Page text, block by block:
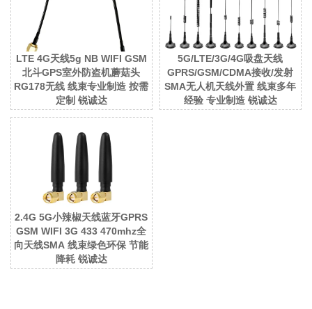
LTE 4G天线5g NB WIFI GSM
北斗GPS室外防盗机蘑菇头
RG178无线 线束专业制造 按需
定制 锐诚达
5G/LTE/3G/4G吸盘天线
GPRS/GSM/CDMA接收/发射
SMA无人机天线外置 线束多年
经验 专业制造 锐诚达
2.4G 5G小辣椒天线蓝牙GPRS
GSM WIFI 3G 433 470mhz全
向天线SMA 线束绿色环保 节能
降耗 锐诚达